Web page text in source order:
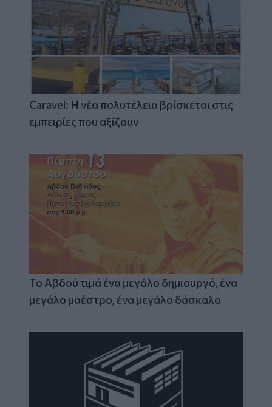
Caravel: Η νέα πολυτέλεια βρίσκεται στις
εμπειρίες που αξίζουν
Το Αβδού τιμά ένα μεγάλο δημιουργό, ένα
μεγάλο μαέστρο, ένα μεγάλο δάσκαλο